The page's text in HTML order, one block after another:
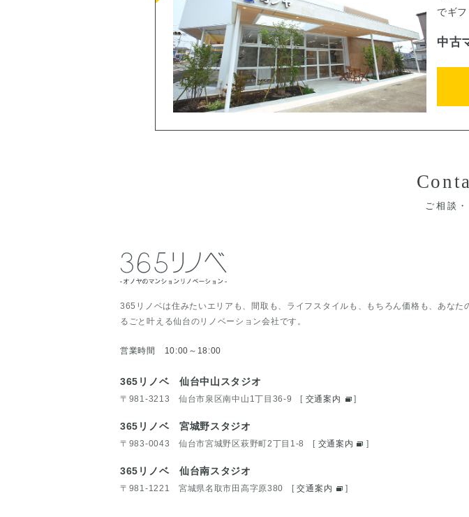
でギ
中古
ご相談
365リノベは住みたいエリアも、間取も、ライフスタイルも、もちろん価格も、あなた
るごと叶える仙台のリノベーション会社です。
営業時間 10:00～18:00
365リノベ 仙台中山スタジオ
〒981-3213 仙台市泉区南中山1丁目36-9 [ 交通案内 ]
365リノベ 宮城野スタジオ
〒983-0043 仙台市宮城野区萩野町2丁目1-8 [ 交通案内 ]
365リノベ 仙台南スタジオ
〒981-1221 宮城県名取市田高字原380 [交通案内 ]